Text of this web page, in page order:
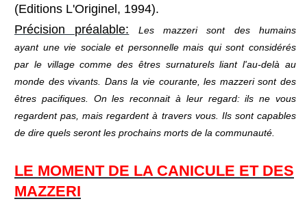
(Editions L'Originel , 1994).
Précision préalable: Les mazzeri sont des humains
ayant une vie sociale et personnelle mais qui sont considérés
par le village comme des êtres surnaturels liant l'au-delà au
monde des vivants. Dans la vie courante, les mazzeri sont des
êtres pacifiques. On les reconnait à leur regard: ils ne vous
regardent pas, mais regardent à travers vous.​ Ils sont capables
de dire quels seront les prochains morts de la communauté.
LE MOMENT DE LA CANICULE ET DES
MAZZERI